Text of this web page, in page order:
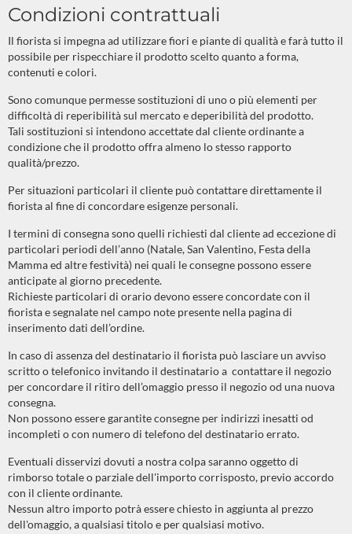
Condizioni contrattuali
Il fiorista si impegna ad utilizzare fiori e piante di qualità e farà tutto il
possibile per rispecchiare il prodotto scelto quanto a forma,
contenuti e colori.
Sono comunque permesse sostituzioni di uno o più elementi per
difficoltà di reperibilità sul mercato e deperibilità del prodotto.
Tali sostituzioni si intendono accettate dal cliente ordinante a
condizione che il prodotto offra almeno lo stesso rapporto
qualità/prezzo.
Per situazioni particolari il cliente può contattare direttamente il
fiorista al fine di concordare esigenze personali.
I termini di consegna sono quelli richiesti dal cliente ad eccezione di
particolari periodi dell’anno (Natale, San Valentino, Festa della
Mamma ed altre festività) nei quali le consegne possono essere
anticipate al giorno precedente.
Richieste particolari di orario devono essere concordate con il
fiorista e segnalate nel campo note presente nella pagina di
inserimento dati dell’ordine.
In caso di assenza del destinatario il fiorista può lasciare un avviso
scritto o telefonico invitando il destinatario a contattare il negozio
per concordare il ritiro dell’omaggio presso il negozio od una nuova
consegna.
Non possono essere garantite consegne per indirizzi inesatti od
incompleti o con numero di telefono del destinatario errato.
Eventuali disservizi dovuti a nostra colpa saranno oggetto di
rimborso totale o parziale dell'importo corrisposto, previo accordo
con il cliente ordinante.
Nessun altro importo potrà essere chiesto in aggiunta al prezzo
dell'omaggio, a qualsiasi titolo e per qualsiasi motivo.